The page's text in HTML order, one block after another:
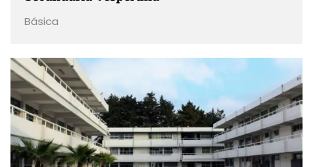
Básica